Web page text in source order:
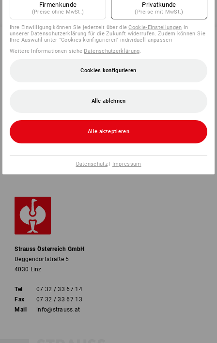
Strauss Österreich GmbH
Deggendorfstraße 5
4030 Linz
Tel
07 32 / 33 67 14
Fax
07 32 / 33 67 13
Mail
info@strauss.at
Firmenkunde
(Preise ohne MwSt.)
Privatkunde
(Preise mit MwSt.)
Ihre Einwilligung können Sie jederzeit über dieCookie-Einstellungen in
unserer Datenschutzerklärung für die Zukunft widerrufen. Zudem können Sie
Ihre Auswahl unter "Cookies konfigurieren" individuell anpassen
Weitere Informationen siehe Datenschutzerklärung
Cookies konfigurieren
Alle ablehnen
Alle akzeptieren
Datenschutz| Impressum